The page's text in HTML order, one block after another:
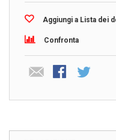
Aggiungi a Lista dei
Confronta